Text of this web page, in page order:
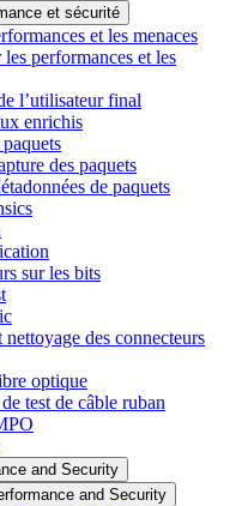
et sécurité
et les menaces
performances et les
l’utilisateur final
enrichis
des paquets
de paquets
sur les bits
nettoyage des connecteurs
optique
test de câble ruban
and Security
and Security